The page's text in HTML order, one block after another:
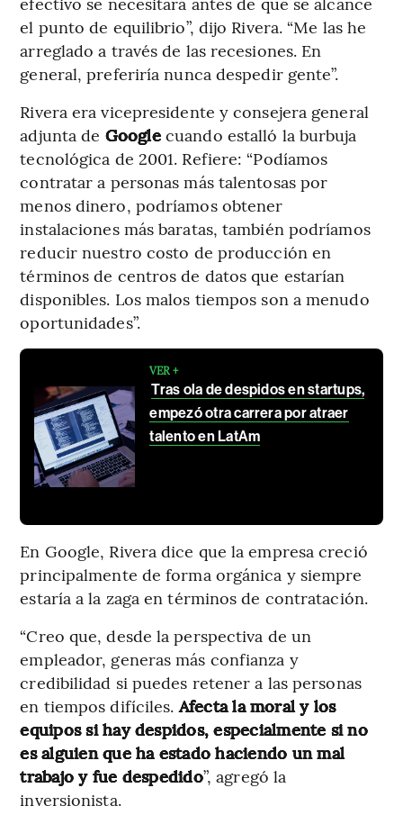
el punto de equilibrio”, dijo Rivera. “Me las he
arreglado a través de las recesiones. En
general, preferiría nunca despedir gente”.
Rivera era vicepresidente y consejera general
adjunta de Googlecuando estalló la burbuja
tecnológica de 2001. Refiere: “Podíamos
contratar a personas más talentosas por
menos dinero, podríamos obtener
instalaciones más baratas, también podríamos
reducir nuestro costo de producción en
términos de centros de datos que estarían
disponibles. Los malos tiempos son a menudo
oportunidades”.
VER +
Tras ola de despidos en startups,
empezó otra carrera por atraer
talento en LatAm
En Google, Rivera dice que la empresa creció
principalmente de forma orgánica y siempre
estaría a la zaga en términos de contratación.
“Creo que, desde la perspectiva de un
empleador, generas más confianza y
credibilidad si puedes retener a las personas
en tiempos difíciles.Afecta la moral y los
equipos si hay despidos, especialmente si no
es alguien que ha estado haciendo un mal
trabajo y fue despedido”, agregó la
inversionista.